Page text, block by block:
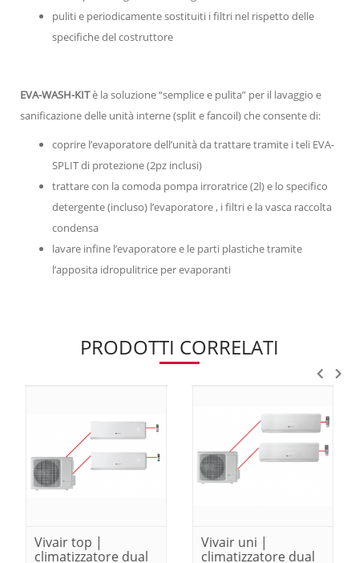
puliti e periodicamente sostituiti i filtri nel rispetto delle
specifiche del costruttore
EVA-WASH-KITè la soluzione “semplice e pulita” per il lavaggio e
sanificazione delle unità interne (split e fancoil) che consente di:
coprire l’evaporatore dell’unità da trattare tramite i teli EVA-
SPLIT di protezione (2pz inclusi)
trattare con la comoda pompa irroratrice (2l) e lo specifico
detergente (incluso) l’evaporatore , i filtri e la vasca raccolta
condensa
lavare infine l’evaporatore e le parti plastiche tramite
l’apposita idropulitrice per evaporanti
PRODOTTI CORRELATI
Vivair top |
climatizzatore dual
Vivair uni |
climatizzatore dual